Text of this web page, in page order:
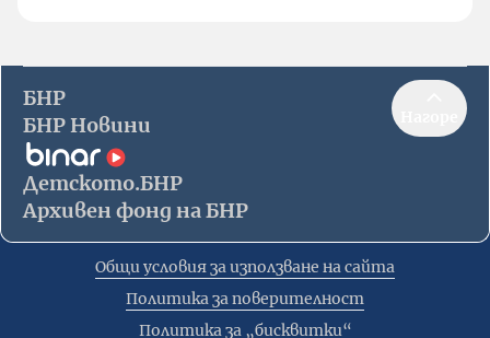
БНР
БНР Новини
Детското.БНР
Архивен фонд на БНР
Общи условия за използване на сайта
Политика за поверителност
Политика за „бисквитки“